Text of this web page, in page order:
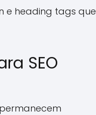
e heading tags que
SEO